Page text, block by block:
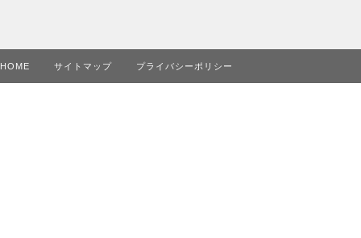
HOME サイトマップ プライバシーポリシー